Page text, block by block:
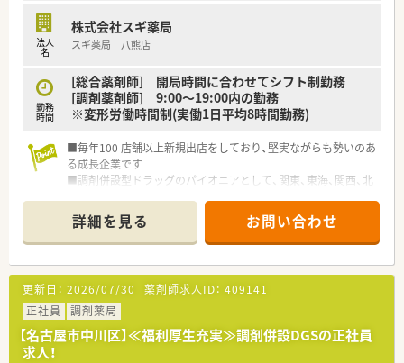
法人
名
株式会社スギ薬局
スギ薬局 八熊店
勤務
時間
[総合薬剤師] 開局時間に合わせてシフト制勤務
[調剤薬剤師] 9:00～19:00内の勤務
※変形労働時間制(実働1日平均8時間勤務)
■毎年100 店舗以上新規出店をしており、堅実ながらも勢いのあ
る成長企業です
■調剤併設型ドラッグのパイオニアとして、関東、東海、関西、北
■研修制度は様々なプランがあり、集合研修だけでなく任意で受
講可能な研修も幅広く用意されています
■店舗で活躍する従業員、社外で活躍する従業員、将来経営幹部
となる従業員など、薬剤師として様々な活躍ができるフィールド
を用意されています
■総合薬剤師・調剤薬剤師（土日休み・19時までの勤務）どちらか
の働き方を選択できます
■調剤併設型だけでなく「医療モール・クリニック併設店舗」「敷
地内薬局」「訪問調剤特化型店舗」など様々な店舗を運営してい
詳細を見る お問い合わせ
更新日： 2026/07/30 薬剤師求人ID： 409141
正社員
調剤薬局
【名古屋市中川区】≪福利厚生充実≫調剤併設DGSの正社員
求人！